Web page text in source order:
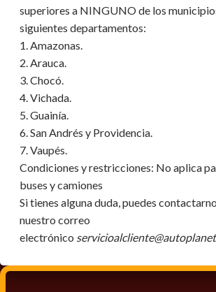
superiores a NINGUNO de los
siguientes departamentos:
1. Amazonas.
2. Arauca.
3. Chocó.
4. Vichada.
5. Guainía.
6. San Andrés y Providencia.
7. Vaupés.
Condiciones y restricciones: No aplica
buses y camiones
Si tienes alguna duda, puedes
nuestro correo
electrónico